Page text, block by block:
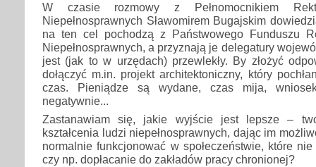
W czasie rozmowy z Pełnomocnikiem
Niepełnosprawnych Sławomirem Bugajskim
na ten cel pochodzą z Państwowego Funduszu
Niepełnosprawnych, a przyznają je delegatury
jest (jak to w urzędach) przewlekły. By złożyć
dołączyć m.in. projekt architektoniczny, który
czas. Pieniądze są wydane, czas mija,
negatywnie...
Zastanawiam się, jakie wyjście jest lepsze –
kształcenia ludzi niepełnosprawnych, dając im
normalnie funkcjonować w społeczeństwie, które
czy np. dopłacanie do zakładów pracy chronionej?